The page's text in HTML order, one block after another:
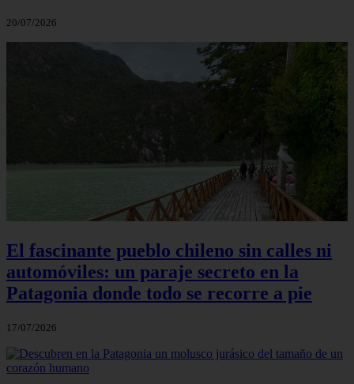
20/07/2026
El fascinante pueblo chileno sin calles ni
automóviles: un paraje secreto en la
Patagonia donde todo se recorre a pie
17/07/2026